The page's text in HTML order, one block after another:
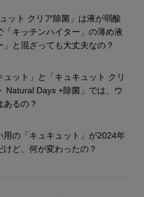
ット クリア除菌」は液が弱酸
キッチンハイター」の薄め液
と混ざっても大丈夫なの？
ュット」と「キュキュット クリ
Natural Days +除菌」では、ウ
あるの？
用の「キュキュット」が2024年
ど、何が変わったの？